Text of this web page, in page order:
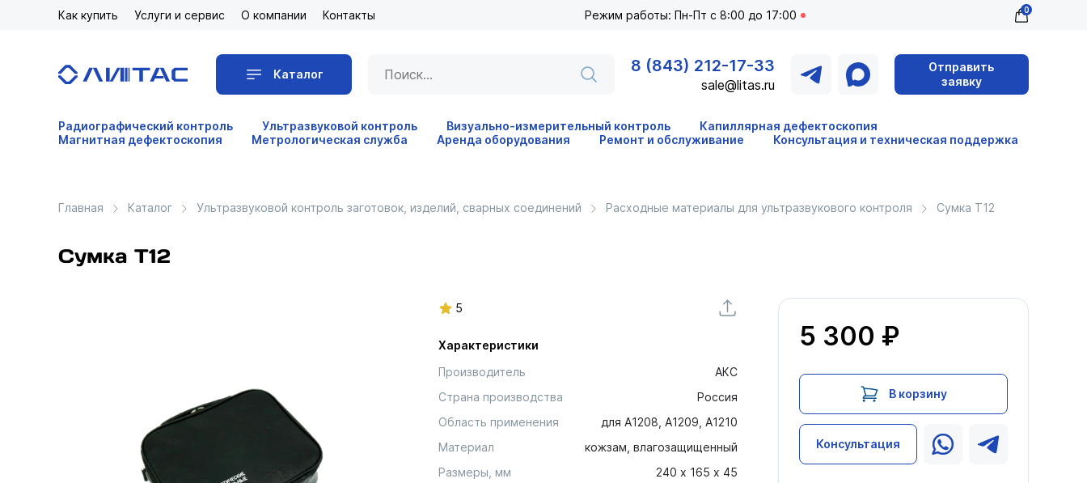
Как купить Услуги и сервис О компании Контакты Режим работы: Пн-Пт с 8:00 до 17:00 0
Каталог 8 (843) 212-17-33
sale@litas.ru
Отправить
заявку
Радиографический контроль Ультразвуковой контроль Визуально-измерительный контроль
Капиллярная дефектоскопия
Магнитная дефектоскопия
Метрологическая служба Аренда оборудования Ремонт и обслуживание Консультация и техническая поддержка
Главная Каталог Ультразвуковой контроль заготовок, изделий, сварных соединений Расходные материалы для ультразвукового контроля Сумка Т12
Сумка Т12
5
Характеристики
Производитель
АКС
Страна производства
Россия
Область применения
для А1208, А1209, А1210
Материал
кожзам, влагозащищенный
Размеры, мм
240 х 165 х 45
5 300 ₽
В корзину
Консультация